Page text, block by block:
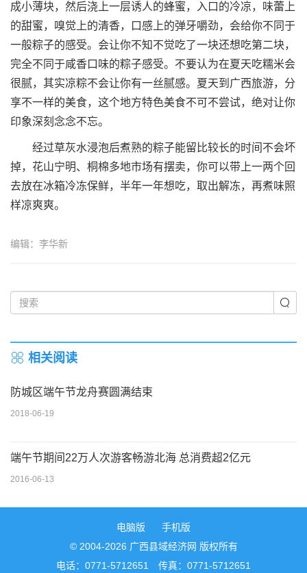
成小薄块，然后浇上一层诱人的蜂蜜，入口的冷凉，味蕾上
的甜蜜，嗅觉上的清香，口感上的弹牙嚼劲，会给你不同于
一般粽子的感受。会让你不知不觉吃了一块还想吃第二块，
完全不同于咸香口味的粽子感受。不要认为在夏天吃糯米会
很腻，其实凉粽不会让你有一丝腻感。夏天到广西旅游，分
享不一样的美食，这个地方特色美食不可不尝试，绝对让你
印象深刻念念不忘。
经过草灰水浸泡后煮熟的粽子能留比较长的时间不会坏
掉，花山宁明、桐棉多地市场有摆卖，你可以带上一两个回
去放在冰箱冷冻保鲜，半年一年想吃，取出解冻，再煮味照
样凉爽爽。
编辑：李华新
相关阅读
防城区端午节龙舟赛圆满结束
2018-06-19
端午节期间22万人次游客畅游北海 总消费超2亿元
2016-06-13
电脑版
手机版
© 2004-2026 广西县域经济网 版权所有
电话：0771-5712651 传真：0771-5712651